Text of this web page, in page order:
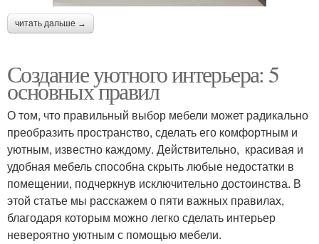
читать дальше →
Создание уютного интерьера: 5
основных правил
О том, что правильный выбор мебели может радикально
преобразить пространство, сделать его комфортным и
уютным, известно каждому. Действительно, красивая и
удобная мебель способна скрыть любые недостатки в
помещении, подчеркнув исключительно достоинства. В
этой статье мы расскажем о пяти важных правилах,
благодаря которым можно легко сделать интерьер
невероятно уютным с помощью мебели.